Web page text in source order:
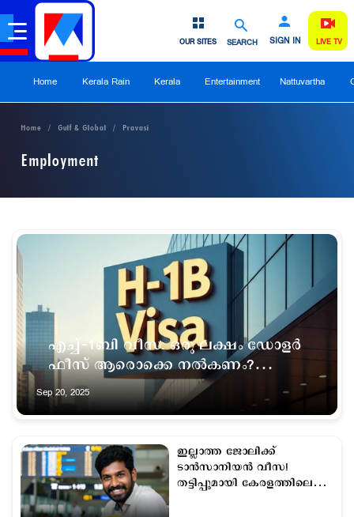
SEARCH SIGN IN
OUR SITES LIVE TV
Home Kerala Rain Kerala Entertainment Nattuvartha
Home Gulf & Global Pravasi
Employment
എച്ച്-1ബി വീസ: ഒരു ലക്ഷം ഡോളർ
ഫീസ് ആരൊക്കെ നല്‍കണം?
വിശദമായി അറിയാം
Sep 20, 2025
ഇല്ലാത്ത ജോലിക്ക്
ടാന്‍സാനിയന്‍ വീസ!
തട്ടിപ്പുമായി കേരളത്തിലെ